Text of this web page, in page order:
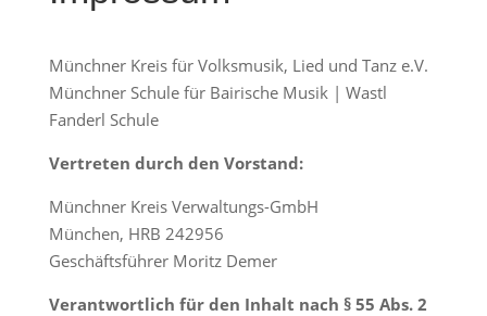
Münchner Kreis für Volksmusik, Lied und Tanz e.V.
Münchner Schule für Bairische Musik | Wastl
Fanderl Schule
Vertreten durch den Vorstand:
Münchner Kreis Verwaltungs-GmbH
München, HRB 242956
Geschäftsführer Moritz Demer
Verantwortlich für den Inhalt nach § 55 Abs. 2